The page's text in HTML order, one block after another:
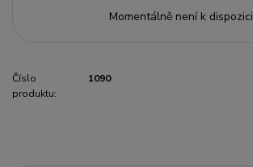
Momentálně není k dispozici
Číslo
produktu:
1090